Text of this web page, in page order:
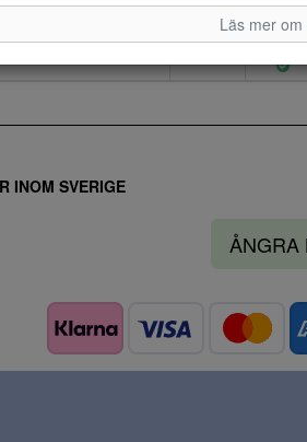
INOM SVERIGE
ÅNGRA
Läs mer